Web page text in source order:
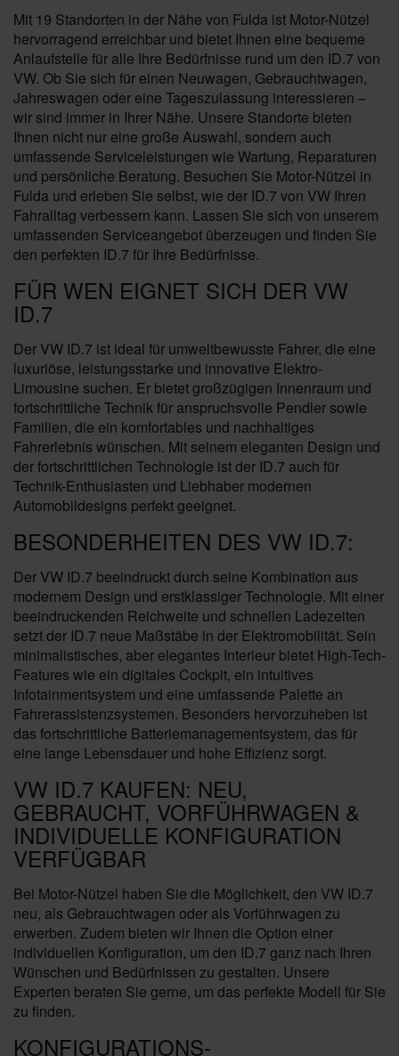
Mit 19 Standorten in der Nähe von Fulda ist Motor-Nützel
hervorragend erreichbar und bietet Ihnen eine bequeme
Anlaufstelle für alle Ihre Bedürfnisse rund um den ID.7 von
VW. Ob Sie sich für einen Neuwagen, Gebrauchtwagen,
Jahreswagen oder eine Tageszulassung interessieren –
wir sind immer in Ihrer Nähe. Unsere Standorte bieten
Ihnen nicht nur eine große Auswahl, sondern auch
umfassende Serviceleistungen wie Wartung, Reparaturen
und persönliche Beratung. Besuchen Sie Motor-Nützel in
Fulda und erleben Sie selbst, wie der ID.7 von VW Ihren
Fahralltag verbessern kann. Lassen Sie sich von unserem
umfassenden Serviceangebot überzeugen und finden Sie
den perfekten ID.7 für Ihre Bedürfnisse.
FÜR WEN EIGNET SICH DER VW
ID.7
Der VW ID.7 ist ideal für umweltbewusste Fahrer, die eine
luxuriöse, leistungsstarke und innovative Elektro-
Limousine suchen. Er bietet großzügigen Innenraum und
fortschrittliche Technik für anspruchsvolle Pendler sowie
Familien, die ein komfortables und nachhaltiges
Fahrerlebnis wünschen. Mit seinem eleganten Design und
der fortschrittlichen Technologie ist der ID.7 auch für
Technik-Enthusiasten und Liebhaber modernen
Automobildesigns perfekt geeignet.
BESONDERHEITEN DES VW ID.7:
Der VW ID.7 beeindruckt durch seine Kombination aus
modernem Design und erstklassiger Technologie. Mit einer
beeindruckenden Reichweite und schnellen Ladezeiten
setzt der ID.7 neue Maßstäbe in der Elektromobilität. Sein
minimalistisches, aber elegantes Interieur bietet High-Tech-
Features wie ein digitales Cockpit, ein intuitives
Infotainmentsystem und eine umfassende Palette an
Fahrerassistenzsystemen. Besonders hervorzuheben ist
das fortschrittliche Batteriemanagementsystem, das für
eine lange Lebensdauer und hohe Effizienz sorgt.
VW ID.7 KAUFEN: NEU,
GEBRAUCHT, VORFÜHRWAGEN &
INDIVIDUELLE KONFIGURATION
VERFÜGBAR
Bei Motor-Nützel haben Sie die Möglichkeit, den VW ID.7
neu, als Gebrauchtwagen oder als Vorführwagen zu
erwerben. Zudem bieten wir Ihnen die Option einer
individuellen Konfiguration, um den ID.7 ganz nach Ihren
Wünschen und Bedürfnissen zu gestalten. Unsere
Experten beraten Sie gerne, um das perfekte Modell für Sie
zu finden.
KONFIGURATIONS-